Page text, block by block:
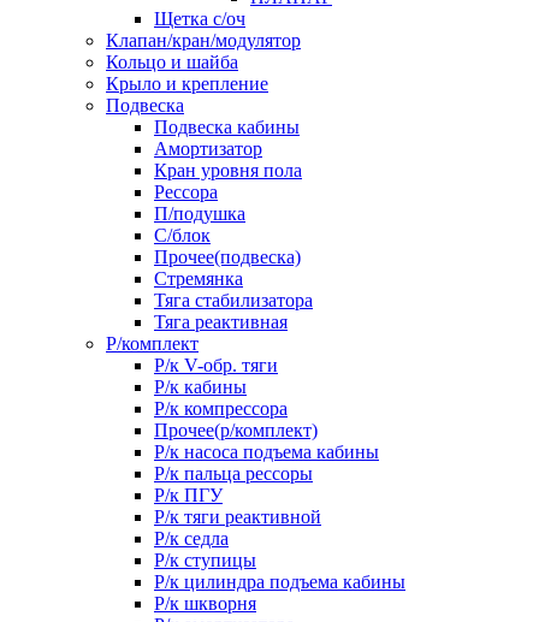
Щетка с/оч
Клапан/кран/модулятор
Кольцо и шайба
Крыло и крепление
Подвеска
Подвеска кабины
Амортизатор
Кран уровня пола
Рессора
П/подушка
С/блок
Прочее(подвеска)
Стремянка
Тяга стабилизатора
Тяга реактивная
Р/комплект
Р/к V-обр. тяги
Р/к кабины
Р/к компрессора
Прочее(р/комплект)
Р/к насоса подъема кабины
Р/к пальца рессоры
Р/к ПГУ
Р/к тяги реактивной
Р/к седла
Р/к ступицы
Р/к цилиндра подъема кабины
Р/к шкворня